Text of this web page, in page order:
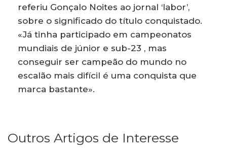
referiu Gonçalo Noites ao jornal ‘labor’,
sobre o significado do título conquistado.
«Já tinha participado em campeonatos
mundiais de júnior e sub-23 , mas
conseguir ser campeão do mundo no
escalão mais difícil é uma conquista que
marca bastante».
Outros Artigos de Interesse